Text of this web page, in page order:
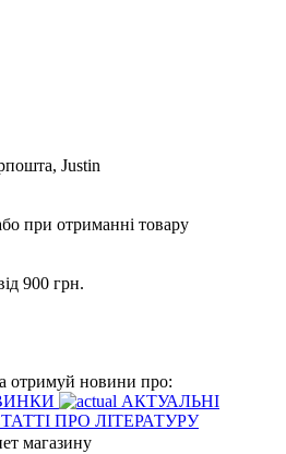
Justin
при отриманні товару
900 грн.
отримуй новини про:
АКТУАЛЬНІ
ПРО ЛІТЕРАТУРУ
магазину